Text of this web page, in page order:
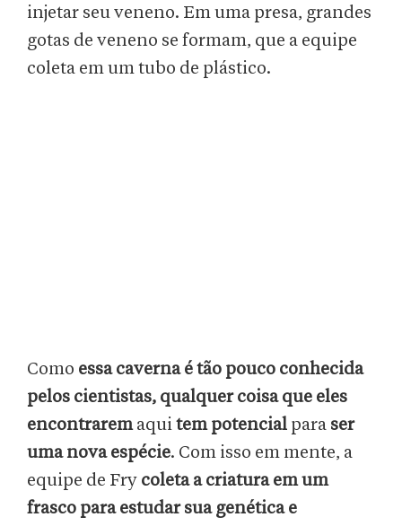
injetar seu veneno. Em uma presa, grandes
gotas de veneno se formam, que a equipe
coleta em um tubo de plástico.
Como essa caverna é tão pouco conhecida
pelos cientistas, qualquer coisa que eles
encontraremaquitem potencial para ser
uma nova espécie. Com isso em mente, a
equipe de Fry coleta a criatura em um
frasco para estudar sua genética e